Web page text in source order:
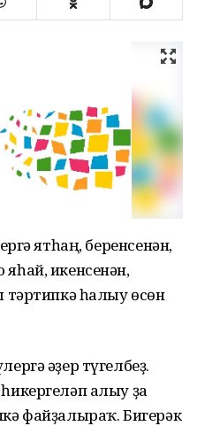
ятһаң, беренсенән,
икенсенән,
тәртипкә һалыу өсөн
әҙер түгелбеҙ.
алыу ҙа
файҙалыраҡ. Бигерәк